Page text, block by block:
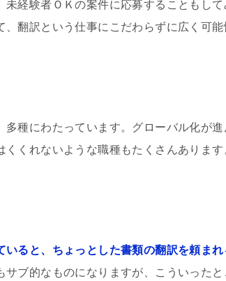
未経験者ＯＫの案件に応募することもし
翻訳という仕事にこだわらずに広く可能
種にわたっています。グローバル化が
くれないような職種もたくさんあります
いると、ちょっとした書類の翻訳を頼まれ
サブ的なものになりますが、こういった